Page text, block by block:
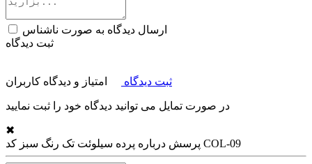
ارسال دیدگاه به صورت ناشناس
ثبت دیدگاه
ثبت دیدگاه امتیاز و دیدگاه کاربران
در صورت تمایل می توانید دیدگاه خود را ثبت نمایید
✖
پرسش درباره پرده سیلوئت تک رنگ سبز کد COL-09